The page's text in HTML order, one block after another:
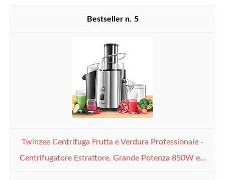
5
Twinzee Centrifuga Frutta e Verdura Professionale -
Centrifugatore Estrattore, Grande Potenza 850W e...